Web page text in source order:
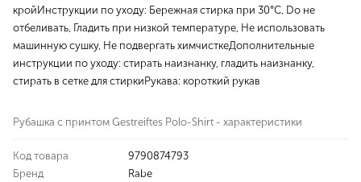
кройИнструкции по уходу: Бережная стирка при 30°C, Do не
отбеливать, Гладить при низкой температуре, Не использовать
машинную сушку, Не подвергать химчисткеДополнительные
инструкции по уходу: стирать наизнанку, гладить наизнанку,
стирать в сетке для стиркиРукава: короткий рукав
Рубашка с принтом Gestreiftes Polo-Shirt - характеристики
Код товара
9790874793
Бренд
Rabe